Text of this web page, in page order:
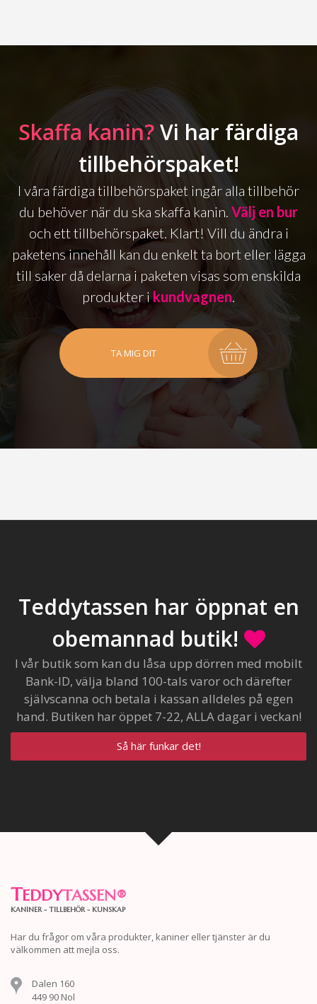
Skaffa kanin?Vi har färdiga
tillbehörspaket!
I våra färdiga tillbehörspaket ingår alla tillbehör
du behöver när du ska skaffa kanin. Välj en bur
och ett tillbehörspaket. Klart! Vill du ändra i
paketens innehåll kan du enkelt ta bort eller lägga
till saker då delarna i paketen visas som enskilda
produkter ikundvagnen
TA MIG DIT
Teddytassen har öppnat en
obemannad butik!
I vår butik som kan du låsa upp dörren med mobilt
Bank-ID, välja bland 100-tals varor och därefter
självscanna och betala i kassan alldeles på egen
hand. Butiken har öppet 7-22, ALLA dagar i veckan!
Så här funkar det!
TEDDYTASSEN®
KANINER - TILLBEHÖR - KUNSKAP
Har du frågor om våra produkter, kaniner eller tjänster är du
välkommen att mejla oss.
Dalen 160
449 90 Nol